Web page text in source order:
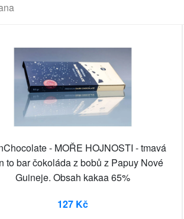
- MOŘE HOJNOSTI - tmavá
to bar čokoláda z bobů z Papuy Nové
Guineje. Obsah kakaa 65%
127 Kč